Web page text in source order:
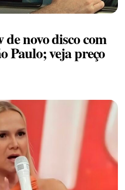
novo disco com
Paulo; veja preço